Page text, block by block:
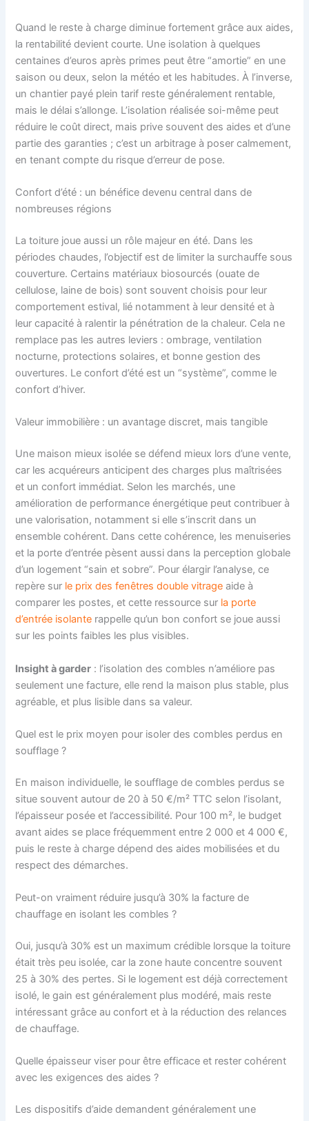
Quand le reste à charge diminue fortement grâce aux aides,
la rentabilité devient courte. Une isolation à quelques
centaines d’euros après primes peut être “amortie” en une
saison ou deux, selon la météo et les habitudes. À l’inverse,
un chantier payé plein tarif reste généralement rentable,
mais le délai s’allonge. L’isolation réalisée soi-même peut
réduire le coût direct, mais prive souvent des aides et d’une
partie des garanties ; c’est un arbitrage à poser calmement,
en tenant compte du risque d’erreur de pose.
Confort d’été : un bénéfice devenu central dans de
nombreuses régions
La toiture joue aussi un rôle majeur en été. Dans les
périodes chaudes, l’objectif est de limiter la surchauffe sous
couverture. Certains matériaux biosourcés (ouate de
cellulose, laine de bois) sont souvent choisis pour leur
comportement estival, lié notamment à leur densité et à
leur capacité à ralentir la pénétration de la chaleur. Cela ne
remplace pas les autres leviers : ombrage, ventilation
nocturne, protections solaires, et bonne gestion des
ouvertures. Le confort d’été est un “système”, comme le
confort d’hiver.
Valeur immobilière : un avantage discret, mais tangible
Une maison mieux isolée se défend mieux lors d’une vente,
car les acquéreurs anticipent des charges plus maîtrisées
et un confort immédiat. Selon les marchés, une
amélioration de performance énergétique peut contribuer à
une valorisation, notamment si elle s’inscrit dans un
ensemble cohérent. Dans cette cohérence, les menuiseries
et la porte d’entrée pèsent aussi dans la perception globale
d’un logement “sain et sobre”. Pour élargir l’analyse, ce
repère sur le prix des fenêtres double vitrage aide à
comparer les postes, et cette ressource sur la porte
d’entrée isolante rappelle qu’un bon confort se joue aussi
sur les points faibles les plus visibles.
Insight à garder : l’isolation des combles n’améliore pas
seulement une facture, elle rend la maison plus stable, plus
agréable, et plus lisible dans sa valeur.
Quel est le prix moyen pour isoler des combles perdus en
soufflage ?
En maison individuelle, le soufflage de combles perdus se
situe souvent autour de 20 à 50 €/m² TTC selon l’isolant,
l’épaisseur posée et l’accessibilité. Pour 100 m², le budget
avant aides se place fréquemment entre 2 000 et 4 000 €,
puis le reste à charge dépend des aides mobilisées et du
respect des démarches.
Peut-on vraiment réduire jusqu’à 30% la facture de
chauffage en isolant les combles ?
Oui, jusqu’à 30% est un maximum crédible lorsque la toiture
était très peu isolée, car la zone haute concentre souvent
25 à 30% des pertes. Si le logement est déjà correctement
isolé, le gain est généralement plus modéré, mais reste
intéressant grâce au confort et à la réduction des relances
de chauffage.
Quelle épaisseur viser pour être efficace et rester cohérent
avec les exigences des aides ?
Les dispositifs d’aide demandent généralement une